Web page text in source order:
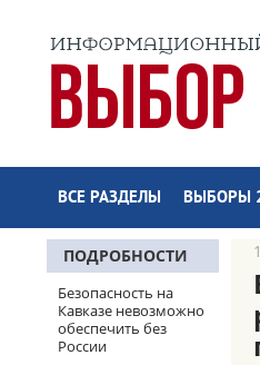
ВСЕ РАЗДЕЛЫ ВЫБОРЫ
ПОДРОБНОСТИ
Безопасность на
Кавказе невозможно
обеспечить без
России